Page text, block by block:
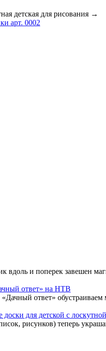
детская для рисования →
арт. 0002
вдоль и поперек завешен
ответ» на НТВ
ответ» обустраиваем
для детской с
рисунков) теперь